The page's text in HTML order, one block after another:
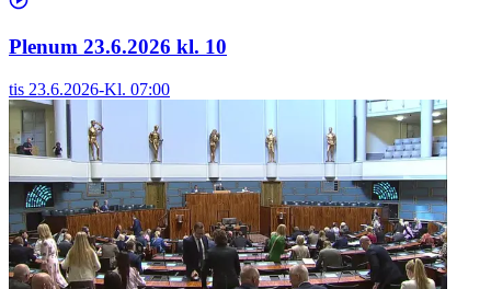
Plenum 23.6.2026 kl. 10
tis 23.6.2026-Kl. 07:00